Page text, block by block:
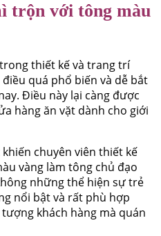
trộn với tông màu
thiết kế và trang trí
quá phổ biến và dễ bắt
Điều này lại càng được
hàng ăn vặt dành cho giới
chuyên viên thiết kế
vàng làm tông chủ đạo
những thể hiện sự trẻ
nổi bật và rất phù hợp
khách hàng mà quán